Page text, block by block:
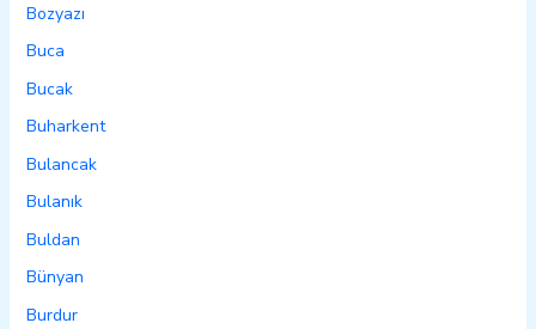
Bozyazı
Buca
Bucak
Buharkent
Bulancak
Bulanık
Buldan
Bünyan
Burdur